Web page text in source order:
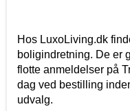
Hos LuxoLiving.dk
boligindretning. De er
flotte anmeldelser på
dag ved bestilling
udvalg.